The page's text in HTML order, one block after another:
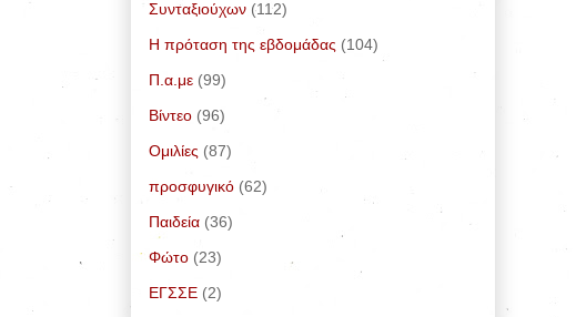
Συνταξιούχων (112)
Η πρόταση της εβδομάδας (104)
Π.α.με (99)
Bίντεο (96)
Ομιλίες (87)
προσφυγικό (62)
Παιδεία (36)
Φώτο (23)
ΕΓΣΣΕ (2)